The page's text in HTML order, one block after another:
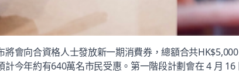
會向合資格人士發放新一期消費券，總額合共
計今年約有640萬名市民受惠。第一階段計劃會在 4 月